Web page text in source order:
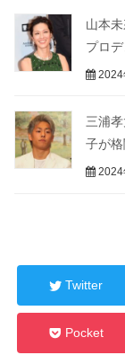
山本
プロ
2024
三浦
子が
2024
Twitter
Pocket